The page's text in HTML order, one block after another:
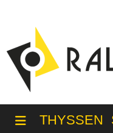
THYSSEN